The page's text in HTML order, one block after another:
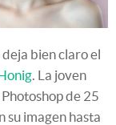
bien claro el
. La joven
de 25
su imagen hasta